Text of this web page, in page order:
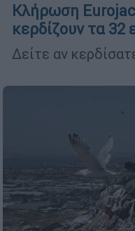
Κλήρωση
κερδίζουν τα
Δείτε αν